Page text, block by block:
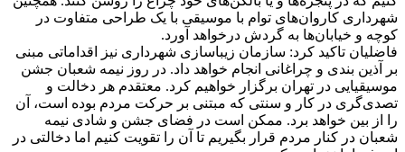
شهرداری کاروان‌های توام با موسیقی با یک طراحی متفاوت در
کوچه و خیابان‌ها به گردش درخواهد آورد.
فاضلیان تاکید کرد: سازمان زیباسازی شهرداری نیز اقداماتی مبنی
بر آذین بندی و چراغانی انجام خواهد داد. در روز نیمه شعبان جشن
موسیقیایی در تهران برگزار خواهیم کرد. معتقدم هر دخالت و
تصدی‌گری در کار و سنتی که مبتنی بر حرکت مردم بوده است، آن
را از بین خواهد برد. ممکن است در فضای جشن و شادی نیمه
شعبان در کنار مردم قرار بگیریم تا آن را تقویت کنیم اما دخالتی در